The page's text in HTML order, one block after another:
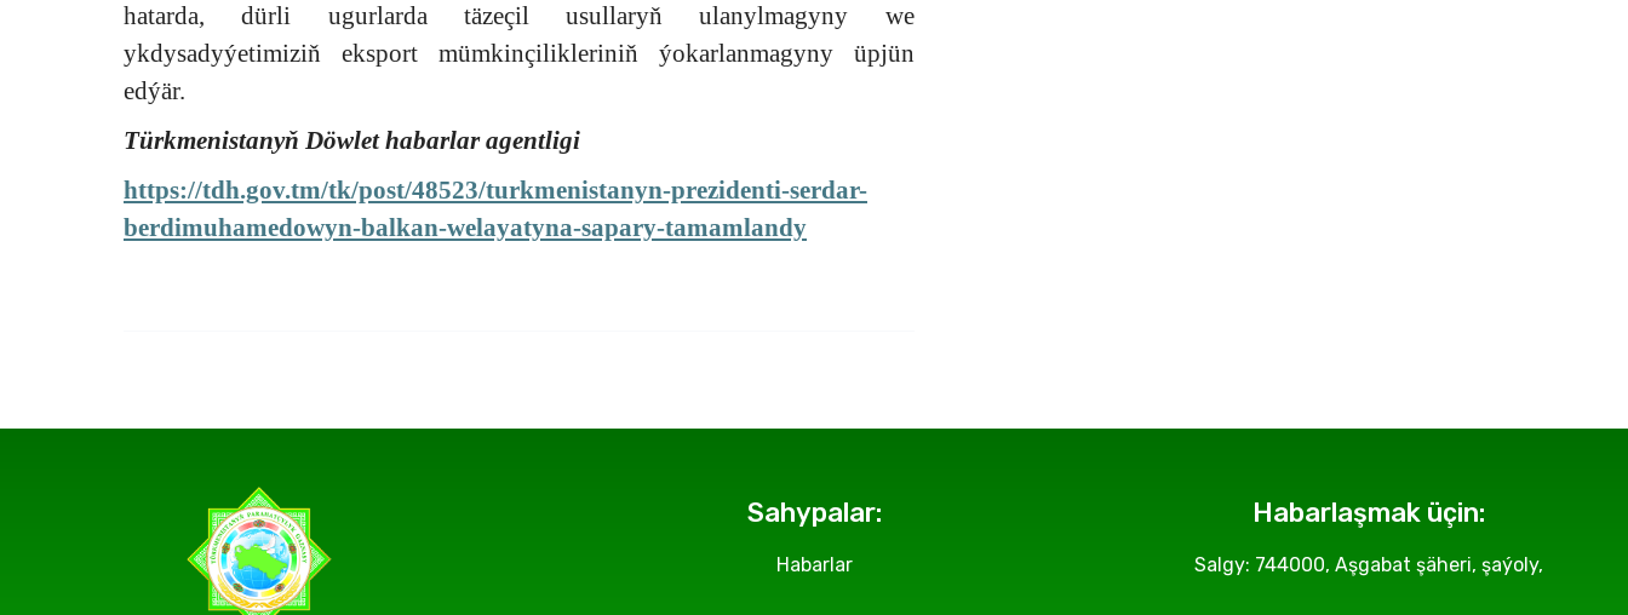
hatarda, dürli ugurlarda täzeçil usullaryň ulanylmagyny we
ykdysadyýetimiziň eksport mümkinçilikleriniň ýokarlanmagyny üpjün
edýär.
Türkmenistanyň Döwlet habarlar agentligi
https://tdh.gov.tm/tk/post/48523/turkmenistanyn-prezidenti-serdar-
berdimuhamedowyn-balkan-welayatyna-sapary-tamamlandy
Sahypalar:
Habarlar
Habarlaşmak üçin:
Salgy: 744000, Aşgabat şäheri, şaýoly,